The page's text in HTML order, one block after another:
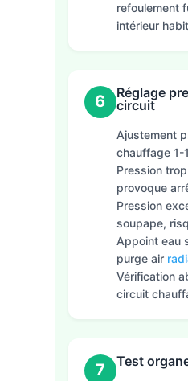
refoulement
intérieur
6
Réglage
circuit
Ajustement
chauffage 1-
Pression
provoque
Pression
soupape,
Appoint eau
purge air
Vérification
circuit
7 Test